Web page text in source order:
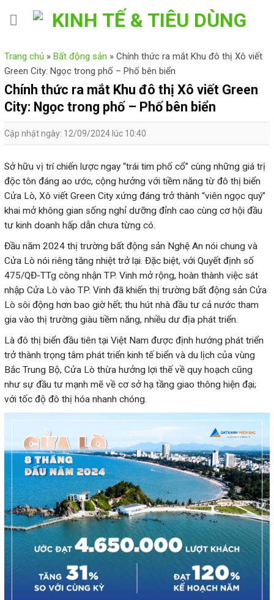
Trang chủ » Bất động sản » Chính thức ra mắt Khu đô thị Xô viết
Green City: Ngọc trong phố – Phố bên biển
Chính thức ra mắt Khu đô thị Xô viết Green
City: Ngọc trong phố – Phố bên biển
Cập nhật ngày: 12/09/2024 lúc 10:40
Sở hữu vị trí chiến lược ngay “trái tim phố cổ” cùng những giá trị
độc tôn đáng ao ước, cộng hưởng với tiềm năng từ đô thị biển
Cửa Lò, Xô viết Green City xứng đáng trở thành “viên ngọc quý”
khai mở không gian sống nghỉ dưỡng đỉnh cao cùng cơ hội đầu
Cửa Lò nói riêng tăng nhiệt trở lại. Đặc biệt, với Quyết định số
475/QĐ-TTg công nhận TP. Vinh mở rộng, hoàn thành việc sát
nhập Cửa Lò vào TP. Vinh đã khiến thị trường bất động sản Cửa
Lò sôi động hơn bao giờ hết; thu hút nhà đầu tư cả nước tham
trở thành trọng tâm phát triển kinh tế biển và du lịch của vùng
Bắc Trung Bộ, Cửa Lò thừa hưởng lợi thế về quy hoạch cũng
như sự đầu tư mạnh mẽ về cơ sở hạ tầng giao thông hiện đại;